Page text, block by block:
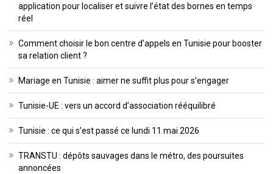
application pour localiser et suivre l’état des bornes en temps
réel
Comment choisir le bon centre d’appels en Tunisie pour booster
sa relation client ?
Mariage en Tunisie : aimer ne suffit plus pour s’engager
Tunisie-UE : vers un accord d’association rééquilibré
Tunisie : ce qui s’est passé ce lundi 11 mai 2026
TRANSTU : dépôts sauvages dans le métro, des poursuites
annoncées